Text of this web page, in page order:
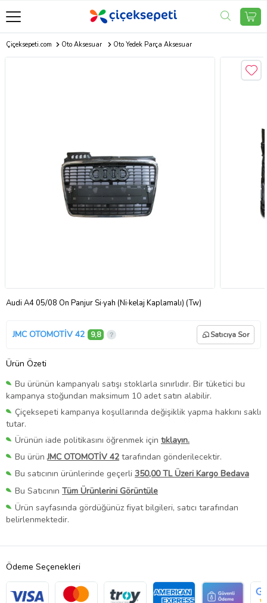
Çiçeksepeti.com Oto Aksesuar Oto Yedek Parça Aksesuar
Audi A4 05/08 Ön Panjur Si·yah (Ni·kelaj Kaplamalı) (Tw)
JMC OTOMOTİV 42 9,8 Satıcıya Sor
Ürün Özeti
Bu ürünün kampanyalı satışı stoklarla sınırlıdır. Bir tüketici bu
kampanya stoğundan maksimum 10 adet satın alabilir.
Çiçeksepeti kampanya koşullarında değişiklik yapma hakkını saklı
tutar.
Ürünün iade politikasını öğrenmek için tıklayın.
Bu ürünJMC OTOMOTİV 42 tarafından gönderilecektir.
Bu satıcının ürünlerinde geçerli 350,00 TL Üzeri Kargo Bedava
Bu Satıcının Tüm Ürünlerini Görüntüle
Ürün sayfasında gördüğünüz fiyat bilgileri, satıcı tarafından
belirlenmektedir.
Ödeme Seçenekleri